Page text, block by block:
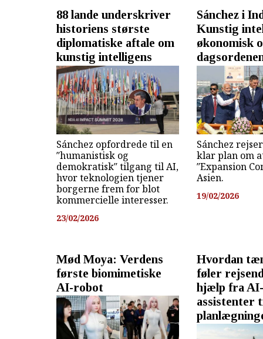
88 lande underskriver
historiens største
diplomatiske aftale om
kunstig intelligens
Sánchez opfordrede til en
″humanistisk og
demokratisk″ tilgang til AI,
hvor teknologien tjener
borgerne frem for blot
kommercielle interesser.
23/02/2026
Sánchez i
Kunstig
økonomisk
Sánchez
klar plan om
″Expansion
Asien.
19/02/2026
Mød Moya: Verdens
første biomimetiske
AI-robot
Hvordan
føler
hjælp fra AI-
assistenter